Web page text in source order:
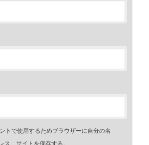
トで使用するためブラウザーに自分の名
ス、サイトを保存する。